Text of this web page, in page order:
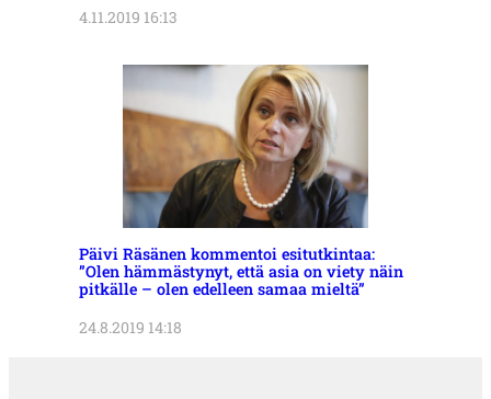
4.11.2019 16:13
Päivi Räsänen kommentoi esitutkintaa:
”Olen hämmästynyt, että asia on viety näin
pitkälle – olen edelleen samaa mieltä”
24.8.2019 14:18